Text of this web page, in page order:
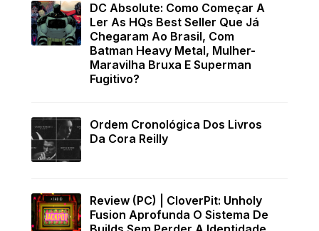
DC Absolute: Como Começar A
Ler As HQs Best Seller Que Já
Chegaram Ao Brasil, Com
Batman Heavy Metal, Mulher-
Maravilha Bruxa E Superman
Fugitivo?
Ordem Cronológica Dos Livros
Da Cora Reilly
Review (PC) | CloverPit: Unholy
Fusion Aprofunda O Sistema De